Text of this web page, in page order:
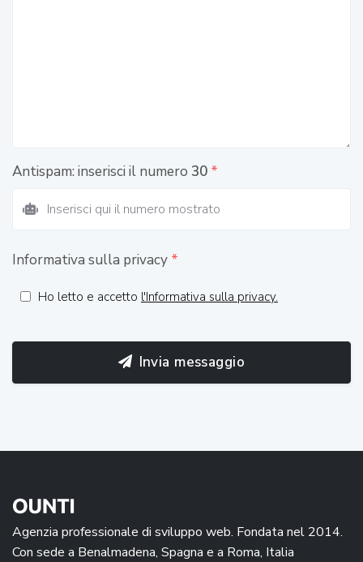
Antispam: inserisci il numero 30 *
Informativa sulla privacy *
Ho letto e accetto l'Informativa sulla privacy.
Invia messaggio
Agenzia professionale di sviluppo web. Fondata nel 2014.
Con sede a Benalmadena, Spagna e a Roma, Italia